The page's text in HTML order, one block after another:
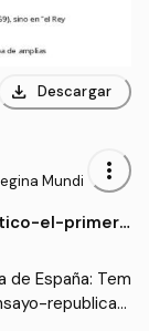
download Descargar
Mundi more_vert
el-primer-
de España: Tem
republican